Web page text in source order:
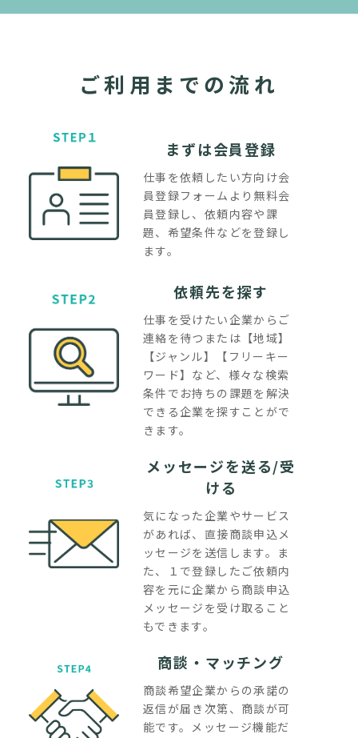
ご利用までの流れ
まずは会員登録
仕事を依頼したい方向け会
員登録フォームより無料会
員登録し、依頼内容や課
題、希望条件などを登録し
ます。
依頼先を探す
仕事を受けたい企業からご
連絡を待つまたは【地域】
【ジャンル】【フリーキー
ワード】など、様々な検索
条件でお持ちの課題を解決
できる企業を探すことがで
きます。
メッセージを送る/受
ける
気になった企業やサービス
があれば、直接商談申込メ
ッセージを送信します。ま
た、１で登録したご依頼内
容を元に企業から商談申込
メッセージを受け取ること
もできます。
商談・マッチング
商談希望企業からの承諾の
返信が届き次第、商談が可
能です。メッセージ機能だ